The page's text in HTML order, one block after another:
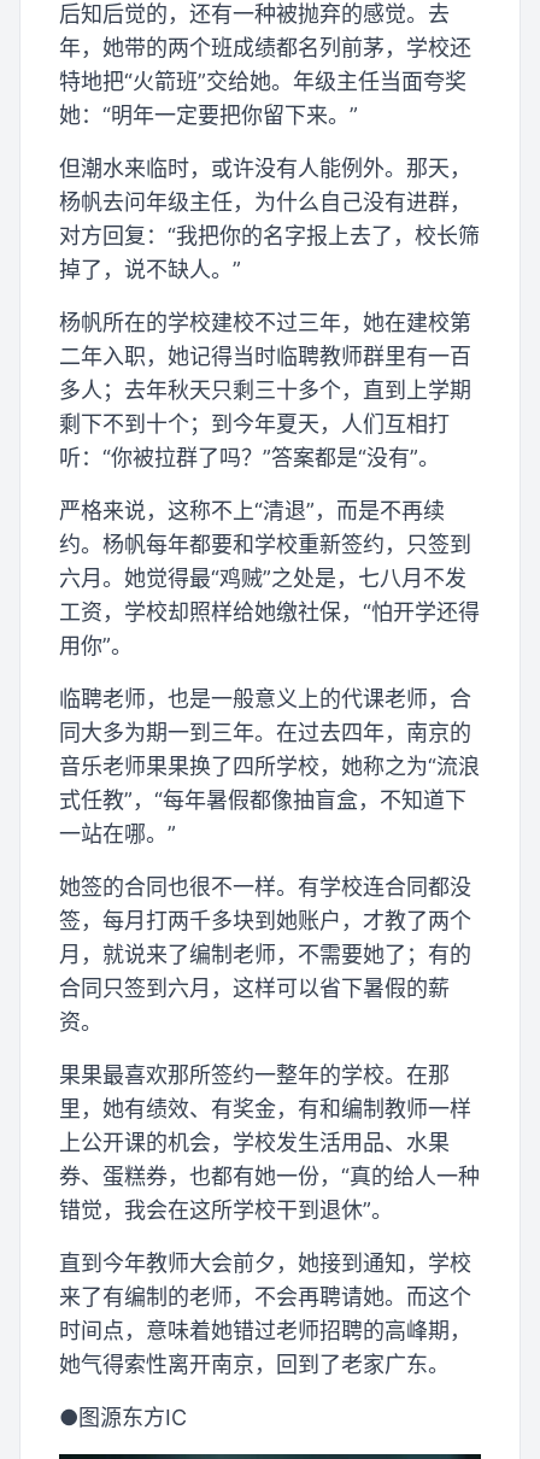
后知后觉的，还有一种被抛弃的感觉。去
年，她带的两个班成绩都名列前茅，学校还
特地把“火箭班”交给她。年级主任当面夸奖
她：“明年一定要把你留下来。”
但潮水来临时，或许没有人能例外。那天，
杨帆去问年级主任，为什么自己没有进群，
对方回复：“我把你的名字报上去了，校长筛
掉了，说不缺人。”
杨帆所在的学校建校不过三年，她在建校第
二年入职，她记得当时临聘教师群里有一百
多人；去年秋天只剩三十多个，直到上学期
剩下不到十个；到今年夏天，人们互相打
听：“你被拉群了吗？”答案都是“没有”。
严格来说，这称不上“清退”，而是不再续
约。杨帆每年都要和学校重新签约，只签到
六月。她觉得最“鸡贼”之处是，七八月不发
工资，学校却照样给她缴社保，“怕开学还得
用你”。
临聘老师，也是一般意义上的代课老师，合
同大多为期一到三年。在过去四年，南京的
音乐老师果果换了四所学校，她称之为“流浪
式任教”，“每年暑假都像抽盲盒，不知道下
一站在哪。”
她签的合同也很不一样。有学校连合同都没
签，每月打两千多块到她账户，才教了两个
月，就说来了编制老师，不需要她了；有的
合同只签到六月，这样可以省下暑假的薪
资。
果果最喜欢那所签约一整年的学校。在那
里，她有绩效、有奖金，有和编制教师一样
上公开课的机会，学校发生活用品、水果
券、蛋糕券，也都有她一份，“真的给人一种
错觉，我会在这所学校干到退休”。
直到今年教师大会前夕，她接到通知，学校
来了有编制的老师，不会再聘请她。而这个
时间点，意味着她错过老师招聘的高峰期，
她气得索性离开南京，回到了老家广东。
●图源东方IC